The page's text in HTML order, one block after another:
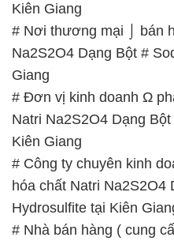
Kiên Giang
# Nơi thương mại ⌡ bán
Na2S2O4 Dạng Bột #
Giang
# Đơn vị kinh doanh Ω
Natri Na2S2O4 Dạng
Kiên Giang
# Công ty chuyên kinh
hóa chất Natri Na2S2O4
Hydrosulfite tại Kiên
# Nhà bán hàng ( cung